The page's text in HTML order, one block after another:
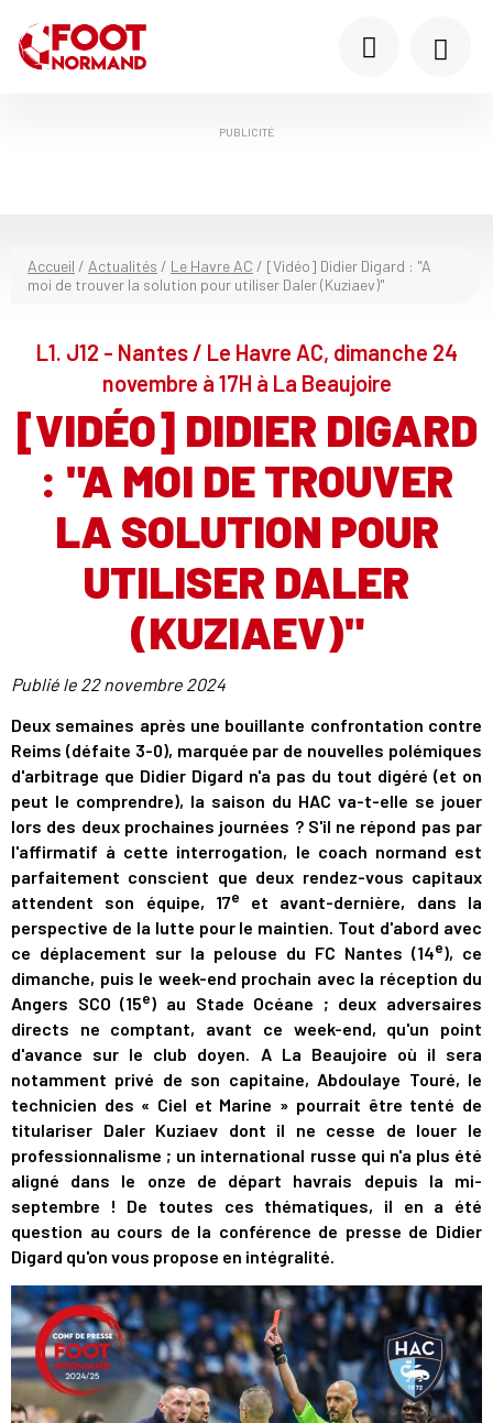
PUBLICITÉ
Accueil / Actualités / Le Havre AC / [Vidéo] Didier Digard : "A
moi de trouver la solution pour utiliser Daler (Kuziaev)"
L1. J12 - Nantes / Le Havre AC, dimanche 24
novembre à 17H à La Beaujoire
[VIDÉO] DIDIER DIGARD
: "A MOI DE TROUVER
LA SOLUTION POUR
UTILISER DALER
(KUZIAEV)"
Publié le 22 novembre 2024
Deux semaines après une bouillante confrontation contre
Reims (défaite 3-0), marquée par de nouvelles polémiques
d'arbitrage que Didier Digard n'a pas du tout digéré (et on
peut le comprendre), la saison du HAC va-t-elle se jouer
lors des deux prochaines journées ? S'il ne répond pas par
l'affirmatif à cette interrogation, le coach normand est
parfaitement conscient que deux rendez-vous capitaux
attendent son équipe, 17e
et avant-dernière, dans la
perspective de la lutte pour le maintien. Tout d'abord avec
ce déplacement sur la pelouse du FC Nantes (14e), ce
dimanche, puis le week-end prochain avec la réception du
Angers SCO (15e) au Stade Océane ; deux adversaires
directs ne comptant, avant ce week-end, qu'un point
d'avance sur le club doyen. A La Beaujoire où il sera
notamment privé de son capitaine, Abdoulaye Touré, le
technicien des « Ciel et Marine » pourrait être tenté de
titulariser Daler Kuziaev dont il ne cesse de louer le
professionnalisme ; un international russe qui n'a plus été
aligné dans le onze de départ havrais depuis la mi-
septembre ! De toutes ces thématiques, il en a été
question au cours de la conférence de presse de Didier
Digard qu'on vous propose en intégralité.